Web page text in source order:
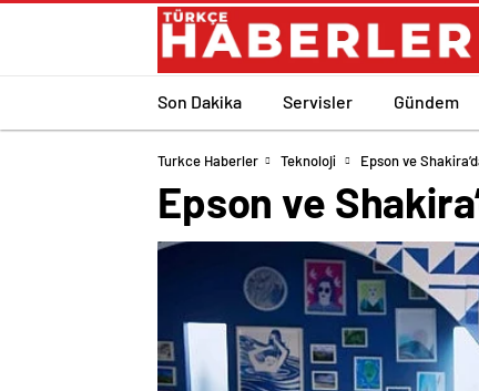
Son Dakika Servisler Gündem
Turkce Haberler Teknoloji Epson ve
Epson ve